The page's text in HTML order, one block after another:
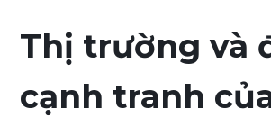
Thị trường và
cạnh tranh